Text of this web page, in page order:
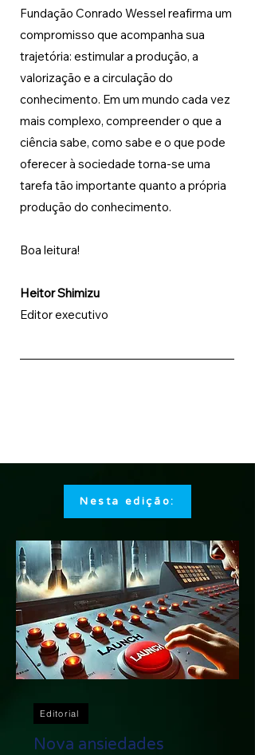
Fundação Conrado Wessel reafirma um
compromisso que acompanha sua
trajetória: estimular a produção, a
valorização e a circulação do
conhecimento. Em um mundo cada vez
mais complexo, compreender o que a
ciência sabe, como sabe e o que pode
oferecer à sociedade torna-se uma
tarefa tão importante quanto a própria
produção do conhecimento.
Boa leitura!
Heitor Shimizu
Editor executivo
Nesta edição:
Editorial
Nova ansiedades